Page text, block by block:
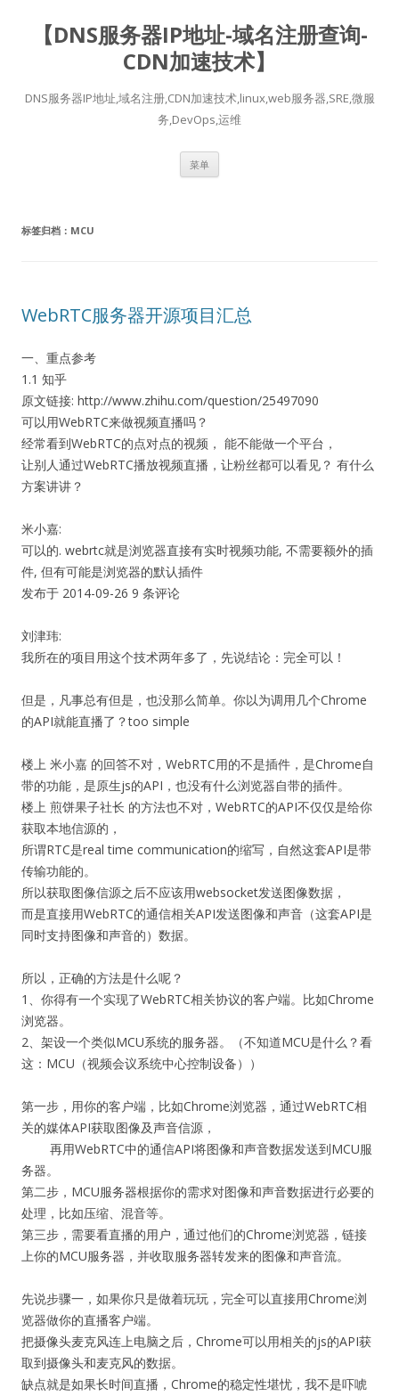
【DNS服务器IP地址-域名注册查询-
CDN加速技术】
DNS服务器IP地址,域名注册,CDN加速技术,linux,web服务器,SRE,微服
务,DevOps,运维
菜单
标签归档： MCU
WebRTC服务器开源项目汇总
一、重点参考
1.1 知乎
原文链接: http://www.zhihu.com/question/25497090
可以用WebRTC来做视频直播吗？
经常看到WebRTC的点对点的视频， 能不能做一个平台，
让别人通过WebRTC播放视频直播，让粉丝都可以看见？ 有什么
方案讲讲？
米小嘉:
可以的. webrtc就是浏览器直接有实时视频功能, 不需要额外的插
件, 但有可能是浏览器的默认插件
发布于 2014-09-26 9 条评论
刘津玮:
我所在的项目用这个技术两年多了，先说结论：完全可以！
但是，凡事总有但是，也没那么简单。你以为调用几个Chrome
的API就能直播了？too simple
楼上 米小嘉 的回答不对，WebRTC用的不是插件，是Chrome自
带的功能，是原生js的API，也没有什么浏览器自带的插件。
楼上 煎饼果子社长 的方法也不对，WebRTC的API不仅仅是给你
获取本地信源的，
所谓RTC是real time communication的缩写，自然这套API是带
传输功能的。
所以获取图像信源之后不应该用websocket发送图像数据，
而是直接用WebRTC的通信相关API发送图像和声音（这套API是
同时支持图像和声音的）数据。
所以，正确的方法是什么呢？
1、你得有一个实现了WebRTC相关协议的客户端。比如Chrome
浏览器。
2、架设一个类似MCU系统的服务器。（不知道MCU是什么？看
这：MCU（视频会议系统中心控制设备））
第一步，用你的客户端，比如Chrome浏览器，通过WebRTC相
关的媒体API获取图像及声音信源，
再用WebRTC中的通信API将图像和声音数据发送到MCU服
务器。
第二步，MCU服务器根据你的需求对图像和声音数据进行必要的
处理，比如压缩、混音等。
第三步，需要看直播的用户，通过他们的Chrome浏览器，链接
上你的MCU服务器，并收取服务器转发来的图像和声音流。
先说步骤一，如果你只是做着玩玩，完全可以直接用Chrome浏
览器做你的直播客户端。
把摄像头麦克风连上电脑之后，Chrome可以用相关的js的API获
取到摄像头和麦克风的数据。
缺点就是如果长时间直播，Chrome的稳定性堪忧，我不是吓唬